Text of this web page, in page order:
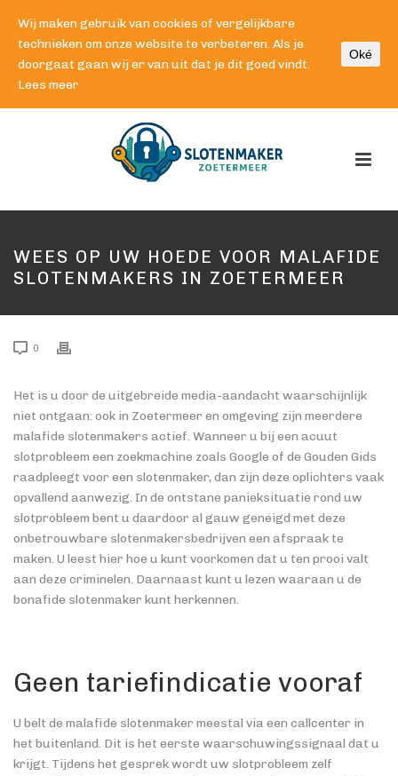
WEES OP UW HOEDE VOOR MALAFIDE
SLOTENMAKERS IN ZOETERMEER
0
Het is u door de uitgebreide media-aandacht waarschijnlijk
niet ontgaan: ook in Zoetermeer en omgeving zijn meerdere
malafide slotenmakers actief. Wanneer u bij een acuut
slotprobleem een zoekmachine zoals Google of de Gouden Gids
raadpleegt voor een slotenmaker, dan zijn deze oplichters vaak
opvallend aanwezig. In de ontstane panieksituatie rond uw
slotprobleem bent u daardoor al gauw geneigd met deze
onbetrouwbare slotenmakersbedrijven een afspraak te
maken. U leest hier hoe u kunt voorkomen dat u ten prooi valt
aan deze criminelen. Daarnaast kunt u lezen waaraan u de
bonafide slotenmaker kunt herkennen.
Geen tariefindicatie vooraf
U belt de malafide slotenmaker meestal via een callcenter in
het buitenland. Dit is het eerste waarschuwingssignaal dat u
krijgt. Tijdens het gesprek wordt uw slotprobleem zelf
Wij maken gebruik van cookies of vergelijkbare
technieken om onze website te verbeteren. Als je
doorgaat gaan wij er van uit dat je dit goed vindt.
Lees meer
Oké